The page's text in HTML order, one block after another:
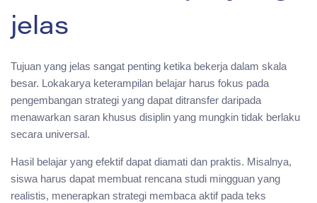
jelas
Tujuan yang jelas sangat penting ketika bekerja dalam skala
besar. Lokakarya keterampilan belajar harus fokus pada
pengembangan strategi yang dapat ditransfer daripada
menawarkan saran khusus disiplin yang mungkin tidak berlaku
secara universal.
Hasil belajar yang efektif dapat diamati dan praktis. Misalnya,
siswa harus dapat membuat rencana studi mingguan yang
realistis, menerapkan strategi membaca aktif pada teks